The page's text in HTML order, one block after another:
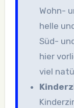
Wohn-
helle
Süd-
hier
viel